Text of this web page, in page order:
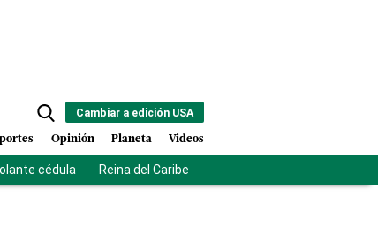
Cambiar a edición USA
Opinión Planeta Videos
cédula Reina del Caribe